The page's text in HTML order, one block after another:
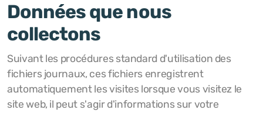
Données que nous
collectons
Suivant les procédures standard d'utilisation des
fichiers journaux, ces fichiers enregistrent
automatiquement les visites lorsque vous visitez le
site web, il peut s'agir d'informations sur votre